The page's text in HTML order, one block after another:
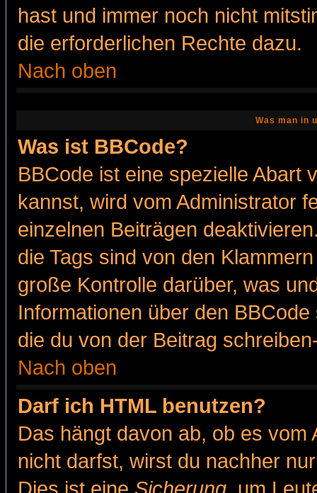
hast und immer noch nicht
die erforderlichen Rechte dazu.
Nach oben
Was man in
Was ist BBCode?
BBCode ist eine spezielle Abart
kannst, wird vom Administrator
einzelnen Beiträgen
die Tags sind von den
große Kontrolle darüber, was
Informationen über den
die du von der Beitrag
Nach oben
Darf ich HTML benutzen?
Das hängt davon ab, ob es
nicht darfst, wirst du nachher